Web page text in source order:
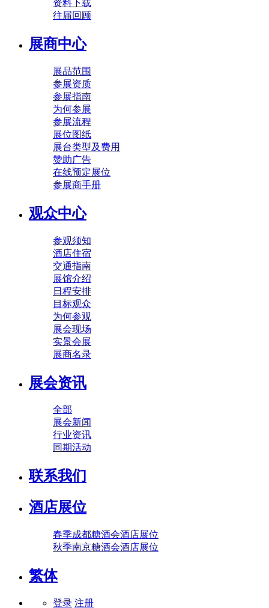
资料下载
往届回顾
展商中心
展品范围
参展资质
参展指南
为何参展
参展流程
展位图纸
展台类型及费用
赞助广告
在线预定展位
参展商手册
观众中心
参观须知
酒店住宿
交通指南
展馆介绍
日程安排
目标观众
为何参观
展会现场
实景会展
展商名录
展会资讯
全部
展会新闻
行业资讯
同期活动
联系我们
酒店展位
春季成都糖酒会酒店展位
秋季南京糖酒会酒店展位
繁体
登录 注册